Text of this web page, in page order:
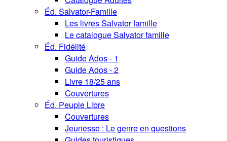
Éd. Salvator-Famille
Les livres Salvator famille
Le catalogue Salvator famille
Éd. Fidélité
Guide Ados - 1
Guide Ados - 2
Livre 18/25 ans
Couvertures
Éd. Peuple Libre
Couvertures
Jeunesse : Le genre en questions